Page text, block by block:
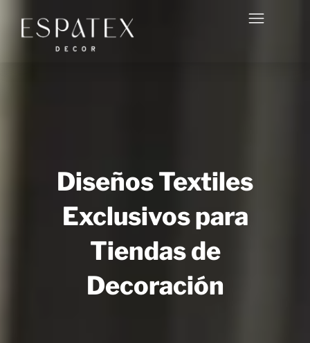
Diseños Textiles
Exclusivos para
Tiendas de
Decoración